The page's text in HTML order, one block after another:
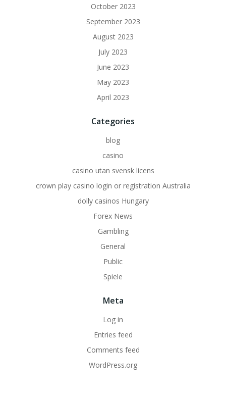
October 2023
September 2023
August 2023
July 2023
June 2023
May 2023
April 2023
Categories
blog
casino
casino utan svensk licens
crown play casino login or registration Australia
dolly casinos Hungary
Forex News
Gambling
General
Public
Spiele
Meta
Log in
Entries feed
Comments feed
WordPress.org